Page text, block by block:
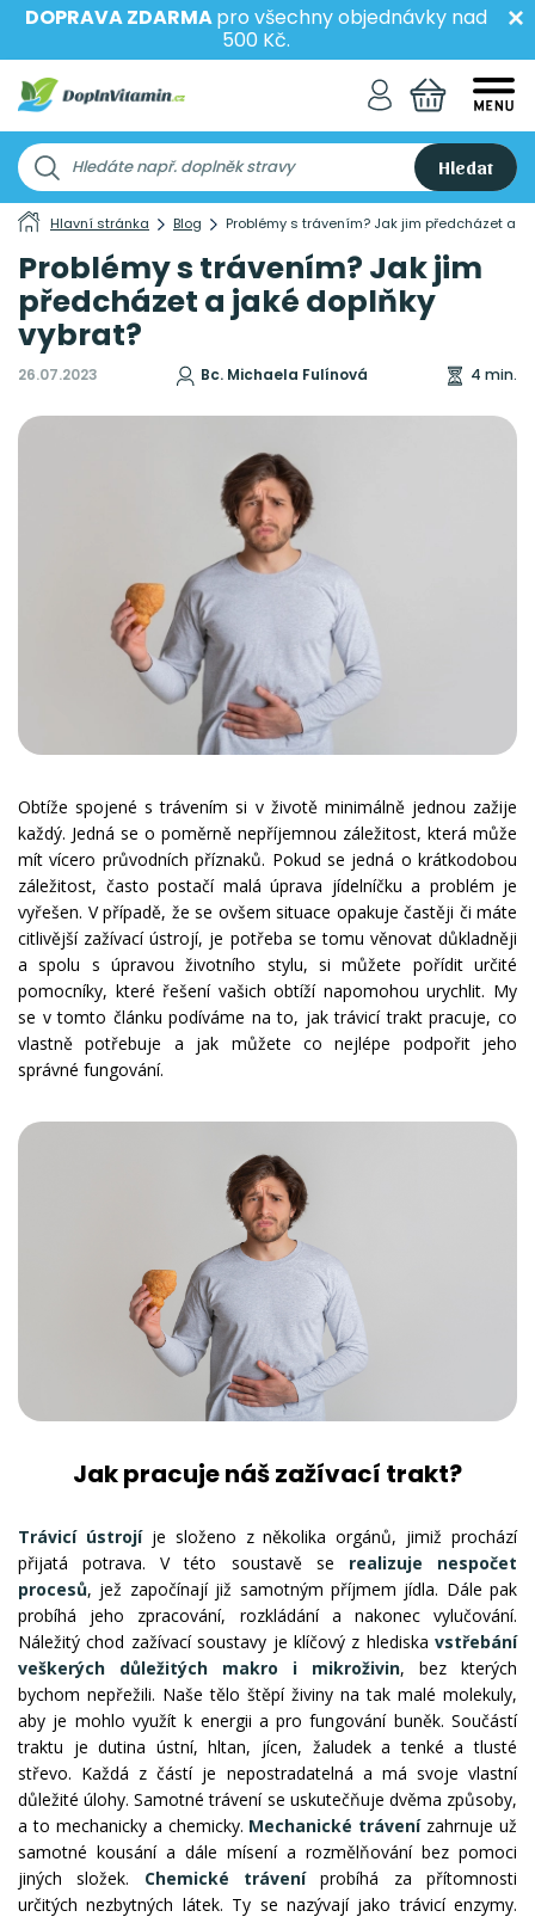
DOPRAVA ZDARMApro všechny objednávky nad
500 Kč.
Hledat
Hlavní stránka Blog Problémy s trávením? Jak jim předcházet a
Problémy s trávením? Jak jim
předcházet a jaké doplňky
vybrat?
26.07.2023 Bc. Michaela Fulínová 4 min.
Obtíže spojené s trávením si v životě minimálně jednou zažije
každý. Jedná se o poměrně nepříjemnou záležitost, která může
mít vícero průvodních příznaků. Pokud se jedná o krátkodobou
záležitost, často postačí malá úprava jídelníčku a problém je
vyřešen. V případě, že se ovšem situace opakuje častěji či máte
citlivější zažívací ústrojí, je potřeba se tomu věnovat důkladněji
a spolu s úpravou životního stylu, si můžete pořídit určité
pomocníky, které řešení vašich obtíží napomohou urychlit. My
se v tomto článku podíváme na to, jak trávicí trakt pracuje, co
vlastně potřebuje a jak můžete co nejlépe podpořit jeho
správné fungování.
Jak pracuje náš zažívací trakt?
Trávicí ústrojíje složeno z několika orgánů, jimiž prochází
přijatá potrava. V této soustavě se realizuje nespočet
procesů, jež započínají již samotným příjmem jídla. Dále pak
probíhá jeho zpracování, rozkládání a nakonec vylučování.
Náležitý chod zažívací soustavy je klíčový z hlediska vstřebání
veškerých důležitých makro i mikroživin, bez kterých
bychom nepřežili. Naše tělo štěpí živiny na tak malé molekuly,
aby je mohlo využít k energii a pro fungování buněk. Součástí
traktu je dutina ústní, hltan, jícen, žaludek a tenké a tlusté
střevo. Každá z částí je nepostradatelná a má svoje vlastní
důležité úlohy. Samotné trávení se uskutečňuje dvěma způsoby,
a to mechanicky a chemicky. Mechanické trávenízahrnuje už
samotné kousání a dále mísení a rozmělňování bez pomoci
jiných složek. Chemické tráveníprobíhá za přítomnosti
určitých nezbytných látek. Ty se nazývají jako trávicí enzymy.